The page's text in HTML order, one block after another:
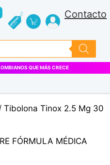
Contacto
QUE MÁS CRECE
Tibolona Tinox 2.5 Mg 30
FÓRMULA MÉDICA